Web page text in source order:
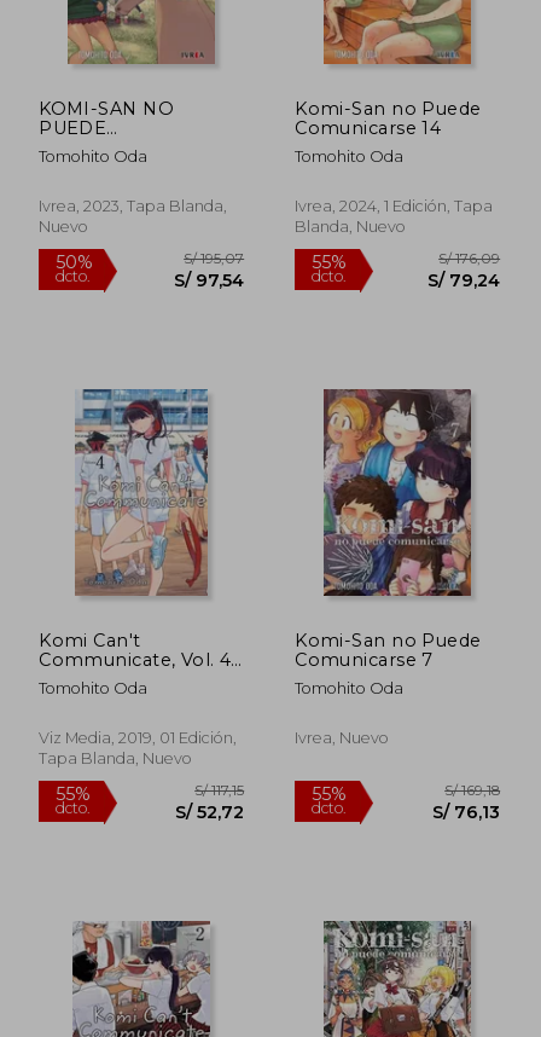
50%
dcto.
S/ 195,07
S/ 97,54
55%
dcto.
KOMI-SAN NO
PUEDE
COMUNICARSE 11
Tomohito Oda
Ivrea, 2023, Tapa Blanda,
Nuevo
Komi-San no Puede
Comunicarse 14
Tomohito Oda
Ivrea, 2024, 1 Edición, Tapa
Blanda, Nuevo
Komi Can't
Communicate, Vol. 4
(en Inglés)
Tomohito Oda
Viz Media, 2019, 01 Edición,
Tapa Blanda, Nuevo
Komi-San no Puede
Comunicarse 7
Tomohito Oda
Ivrea, Nuevo